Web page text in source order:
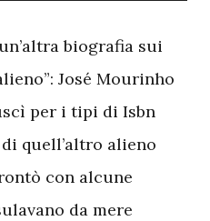
biografia sui
José Mourinho
per i tipi di Isbn
quell’altro alieno
con alcune
da mere